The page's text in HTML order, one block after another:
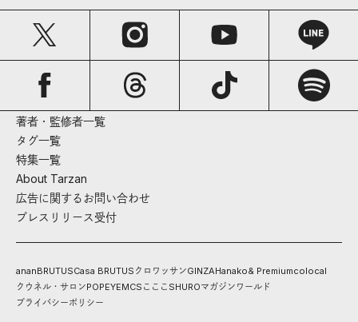
著者・監修者一覧
タグ一覧
特集一覧
About Tarzan
広告に関するお問い合わせ
プレスリリース受付
ananBRUTUSCasa BRUTUS クロワッサンGINZAHanako& Premiumcolocal
クウネル・サロンPOPEYEMCS こここ SHUROマガジンワールド
プライバシーポリシー